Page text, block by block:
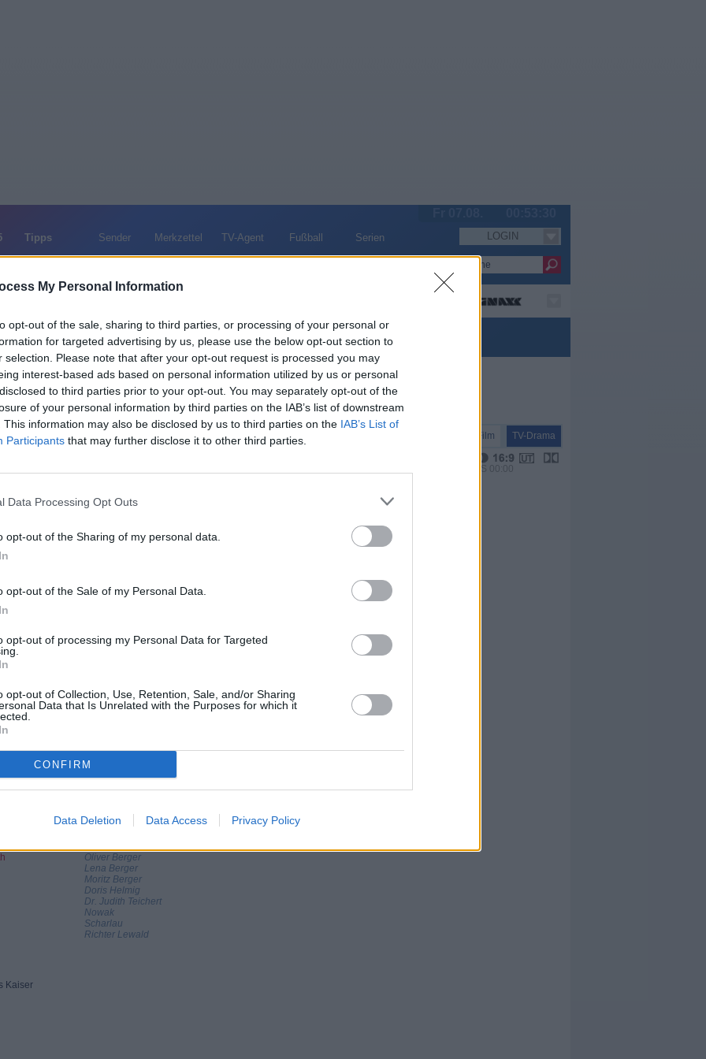
My Personal Information
opt-out of the sale, sharing to third parties, or processing of your personal or
for targeted advertising by us, please use the below opt-out section to
selection. Please note that after your opt-out request is processed you may
interest-based ads based on personal information utilized by us or personal
to third parties prior to your opt-out. You may separately opt-out of the
of your personal information by third parties on the IAB’s list of downstream
This information may also be disclosed by us to third parties on the IAB’s List of
Participants that may further disclose it to other third parties.
Data Processing Opt Outs
opt-out of the Sharing of my personal data.
opt-out of the Sale of my Personal Data.
opt-out of processing my Personal Data for Targeted
opt-out of Collection, Use, Retention, Sale, and/or Sharing
Data that Is Unrelated with the Purposes for which it
CONFIRM
Data Deletion Data Access Privacy Policy
Tipps Sender Merkzettel TV-Agent Fußball Serien LOGIN
Vaterherz - TV-Film / TV-Drama
TV-Film TV-Drama
VPS 00:00
alles nach Wunsch zu laufen. Gerade erst hat er für seinen
Land gezogen. Ständige Auslandsreisen und durchgearbeitete
Gedanken, dass seine Ehe unter seinem Beruf leiden könnte, hat
ist Berger plötzlich alleinerziehender Vater.
alles nach Wunsch zu laufen. Gerade erst hat er für seinen
gezogen, da wird er auch schon mit dem nächsten Großprojekt
Wochenenden nimmt er bereitwillig in Kauf: Das Gehalt ist
in der Firma gibt es genug Konkurrenten, die scharf auf seinen Job
Sohn Moritz warten währenddessen in der Erfurter Wohnung oder im
Gedanken, dass seine Ehe unter seinem Beruf leiden könnte, hat
reagiert er, als Lena ihn Knall auf Fall verlässt. Urplötzlich ist Berger
in der in seinem Job noch mehr Engagement als sonst erwartet
in Shanghai näher rückt. Bei dem Versuch, es allen recht zu machen,
auch seinen Chef. Zum Glück erklärt sich Doris, eine Freundin der
Aufenthalts bei sich aufzunehmen. Doch schließlich zwingt die
letzter Sekunde abzusagen. Sein Stern in der Firma sinkt rapide. Und
am Main lebenden Lena macht die Sache nicht besser: Sie will die
Oliver Berger
Lena Berger
Moritz Berger
Doris Helmig
Dr. Judith Teichert
Nowak
Scharlau
Richter Lewald
Kaiser